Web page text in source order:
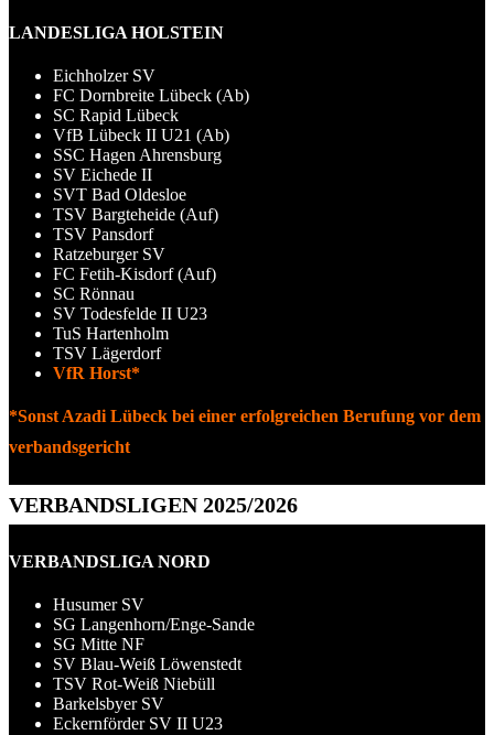
LANDESLIGA HOLSTEIN
Eichholzer SV
FC Dornbreite Lübeck (Ab)
SC Rapid Lübeck
VfB Lübeck II U21 (Ab)
SSC Hagen Ahrensburg
SV Eichede II
SVT Bad Oldesloe
TSV Bargteheide (Auf)
TSV Pansdorf
Ratzeburger SV
FC Fetih-Kisdorf (Auf)
SC Rönnau
SV Todesfelde II U23
TuS Hartenholm
TSV Lägerdorf
VfR Horst*
*Sonst Azadi Lübeck bei einer erfolgreichen Berufung vor dem
verbandsgericht
VERBANDSLIGEN 2025/2026
VERBANDSLIGA NORD
Husumer SV
SG Langenhorn/Enge-Sande
SG Mitte NF
SV Blau-Weiß Löwenstedt
TSV Rot-Weiß Niebüll
Barkelsbyer SV
Eckernförder SV II U23